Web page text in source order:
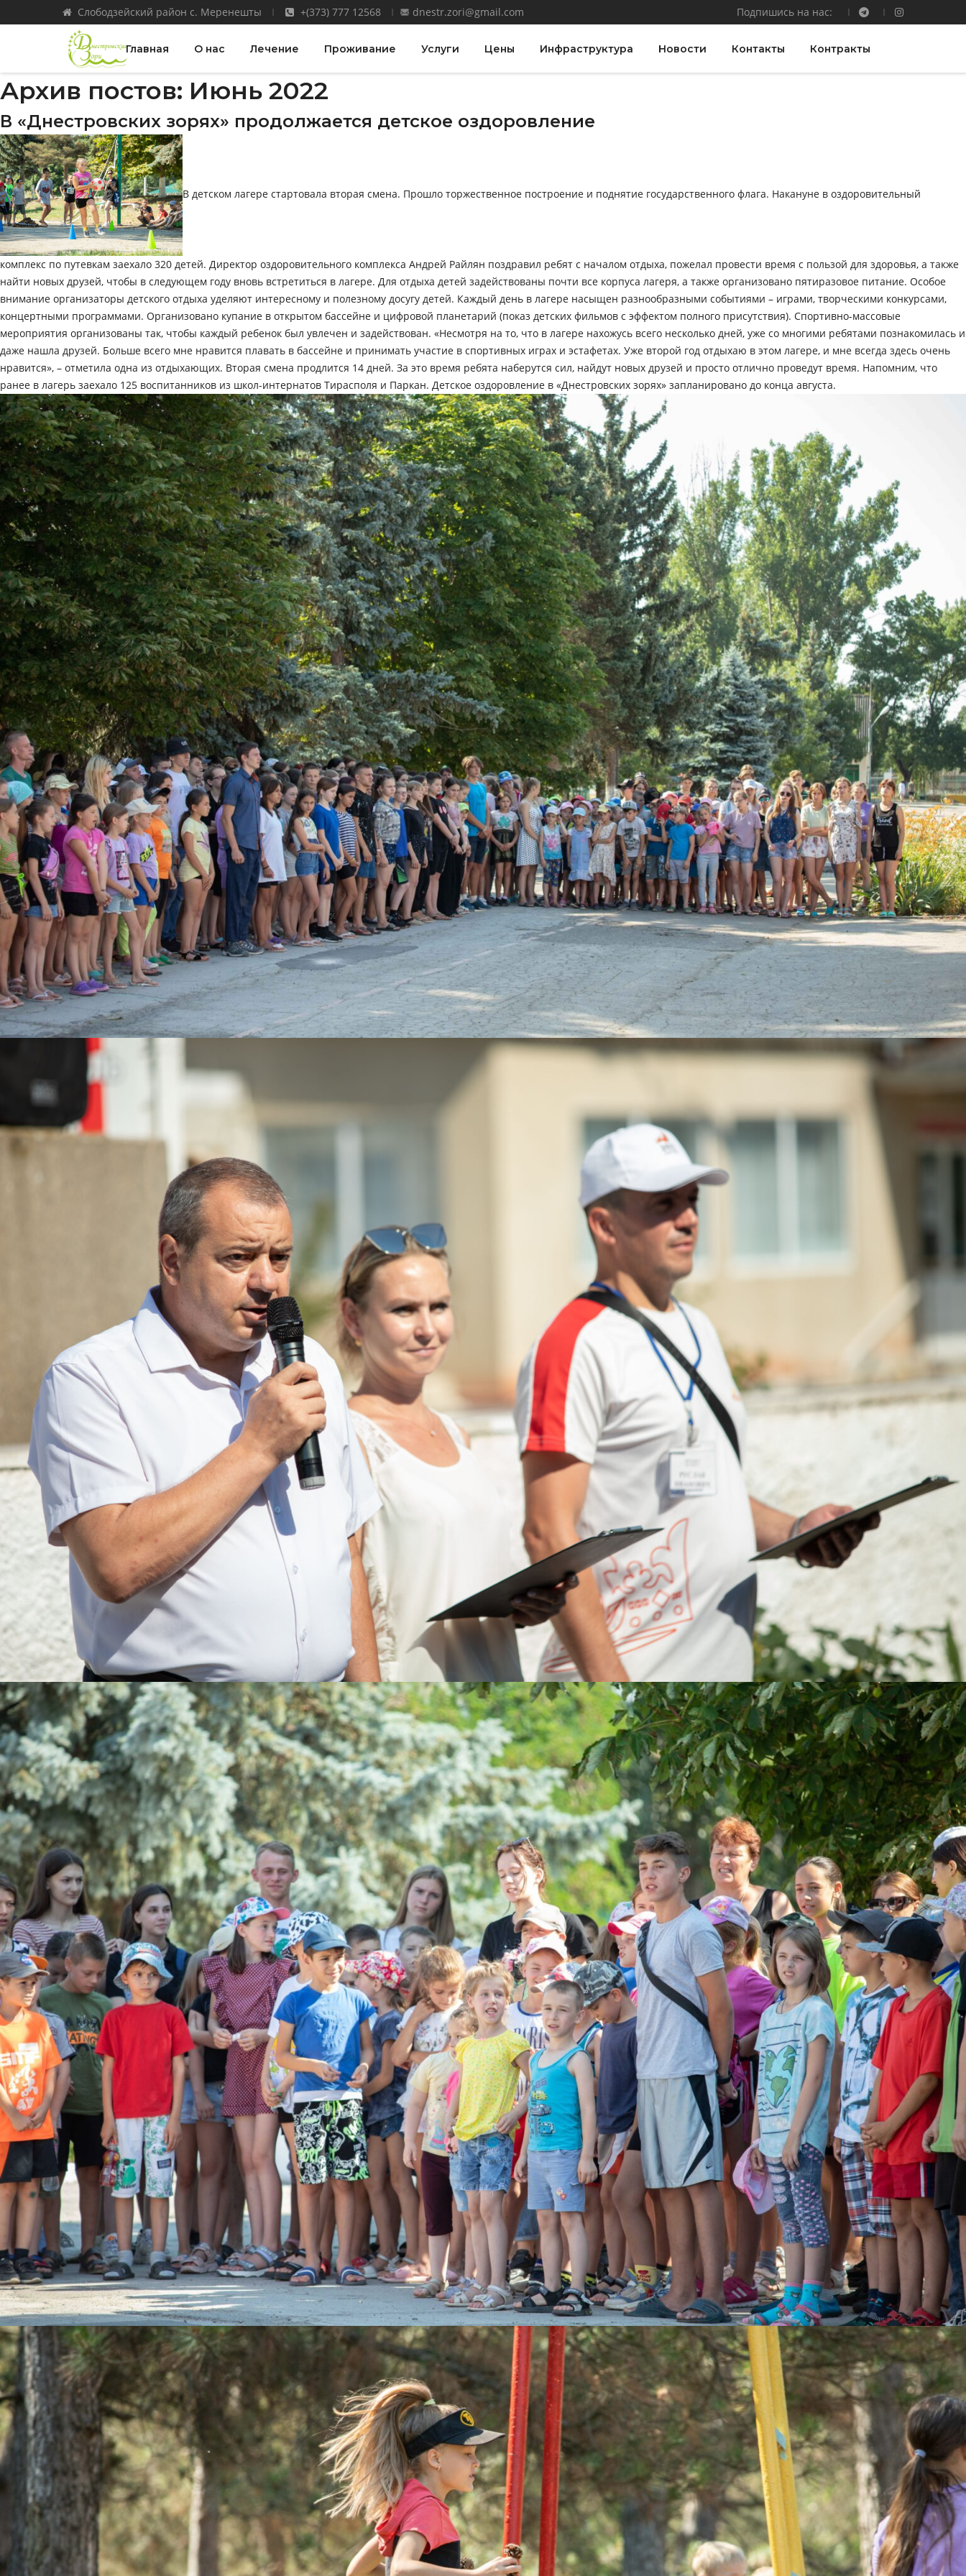
Слободзейский район с. Меренешты +(373) 777 12568 dnestr.zori@gmail.com Подпишись на нас:
Главная О нас Лечение Проживание Услуги Цены Инфраструктура Новости Контакты Контракты
Архив постов: Июнь 2022
В «Днестровских зорях» продолжается детское оздоровление
В детском лагере стартовала вторая смена. Прошло торжественное построение и поднятие государственного флага. Накануне в оздоровительный
комплекс по путевкам заехало 320 детей. Директор оздоровительного комплекса Андрей Райлян поздравил ребят с началом отдыха, пожелал провести время с пользой для здоровья, а также
найти новых друзей, чтобы в следующем году вновь встретиться в лагере. Для отдыха детей задействованы почти все корпуса лагеря, а также организовано пятиразовое питание. Особое
внимание организаторы детского отдыха уделяют интересному и полезному досугу детей. Каждый день в лагере насыщен разнообразными событиями – играми, творческими конкурсами,
концертными программами. Организовано купание в открытом бассейне и цифровой планетарий (показ детских фильмов с эффектом полного присутствия). Спортивно-массовые
мероприятия организованы так, чтобы каждый ребенок был увлечен и задействован. «Несмотря на то, что в лагере нахожусь всего несколько дней, уже со многими ребятами познакомилась и
даже нашла друзей. Больше всего мне нравится плавать в бассейне и принимать участие в спортивных играх и эстафетах. Уже второй год отдыхаю в этом лагере, и мне всегда здесь очень
нравится», – отметила одна из отдыхающих. Вторая смена продлится 14 дней. За это время ребята наберутся сил, найдут новых друзей и просто отлично проведут время. Напомним, что
ранее в лагерь заехало 125 воспитанников из школ-интернатов Тирасполя и Паркан. Детское оздоровление в «Днестровских зорях» запланировано до конца августа.